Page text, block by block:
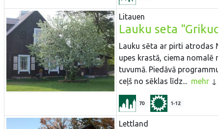
Litauen
Lauku seta
Lauku sēta ar pirti atrodas
upes krastā, ciema nomalē
tuvumā. Piedāvā
ceļš no sēklas līdz... mehr
70 1-12
Lettland